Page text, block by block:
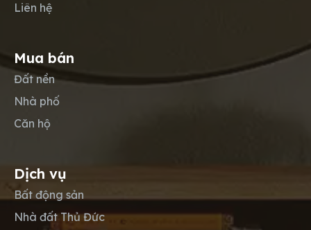
Liên hệ
Mua bán
Đất nền
Nhà phố
Căn hộ
Dịch vụ
Bất động sản
Nhà đất Thủ Đức